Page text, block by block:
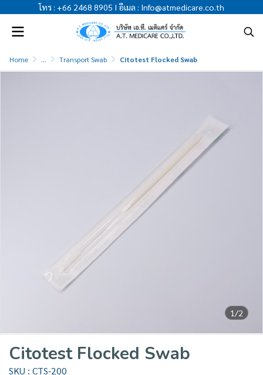
โทร : +66 2468 8905 I อีเมล : Info@atmedicare.co.th
Home ... Transport Swab Citotest Flocked Swab
1/2
Citotest Flocked Swab
SKU : CTS-200